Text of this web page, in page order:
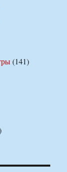
(141)